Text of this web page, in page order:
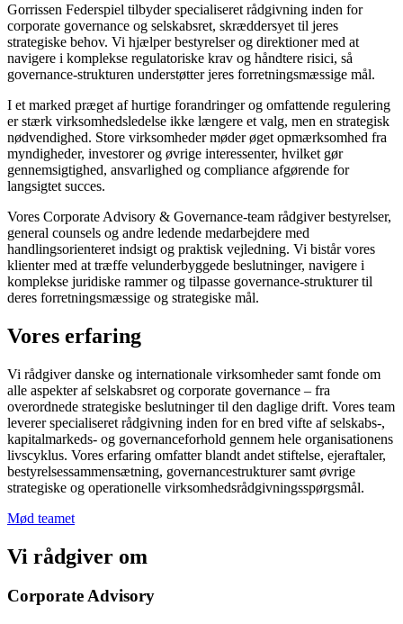
Gorrissen Federspiel tilbyder specialiseret rådgivning inden for
corporate governance og selskabsret, skræddersyet til jeres
strategiske behov. Vi hjælper bestyrelser og direktioner med at
navigere i komplekse regulatoriske krav og håndtere risici, så
governance-strukturen understøtter jeres forretningsmæssige mål.
I et marked præget af hurtige forandringer og omfattende regulering
er stærk virksomhedsledelse ikke længere et valg, men en strategisk
nødvendighed. Store virksomheder møder øget opmærksomhed fra
myndigheder, investorer og øvrige interessenter, hvilket gør
gennemsigtighed, ansvarlighed og compliance afgørende for
langsigtet succes.
Vores Corporate Advisory & Governance-team rådgiver bestyrelser,
general counsels og andre ledende medarbejdere med
handlingsorienteret indsigt og praktisk vejledning. Vi bistår vores
klienter med at træffe velunderbyggede beslutninger, navigere i
komplekse juridiske rammer og tilpasse governance-strukturer til
deres forretningsmæssige og strategiske mål.
Vores erfaring
Vi rådgiver danske og internationale virksomheder samt fonde om
alle aspekter af selskabsret og corporate governance – fra
overordnede strategiske beslutninger til den daglige drift. Vores team
leverer specialiseret rådgivning inden for en bred vifte af selskabs-,
kapitalmarkeds- og governanceforhold gennem hele organisationens
livscyklus. Vores erfaring omfatter blandt andet stiftelse, ejeraftaler,
bestyrelsessammensætning, governancestrukturer samt øvrige
strategiske og operationelle virksomhedsrådgivningsspørgsmål.
Mød teamet
Vi rådgiver om
Corporate Advisory